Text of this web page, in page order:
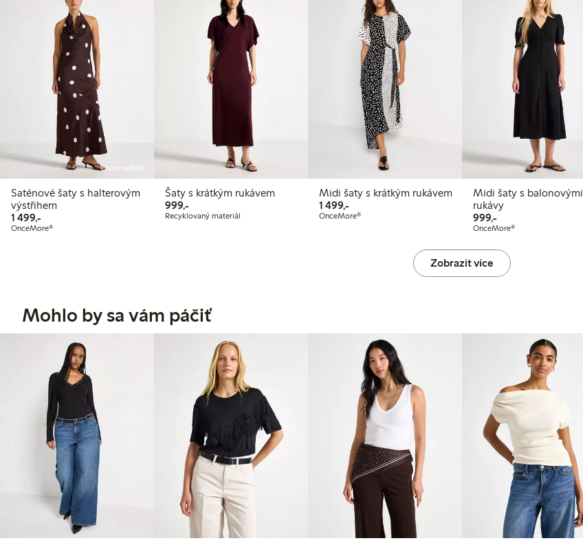
Online edition
Saténové šaty s halterovým
výstřihem
1 499,-1 499,00 Kč
OnceMore®
Šaty s krátkým rukávem
999,-999,00 Kč
Recyklovaný materiál
Midi šaty s krátkým rukávem
1 499,-1 499,00 Kč
OnceMore®
Midi šaty s balonovými
rukávy
999,-999,00 Kč
OnceMore®
Zobrazit více
Mohlo by sa vám páčiť